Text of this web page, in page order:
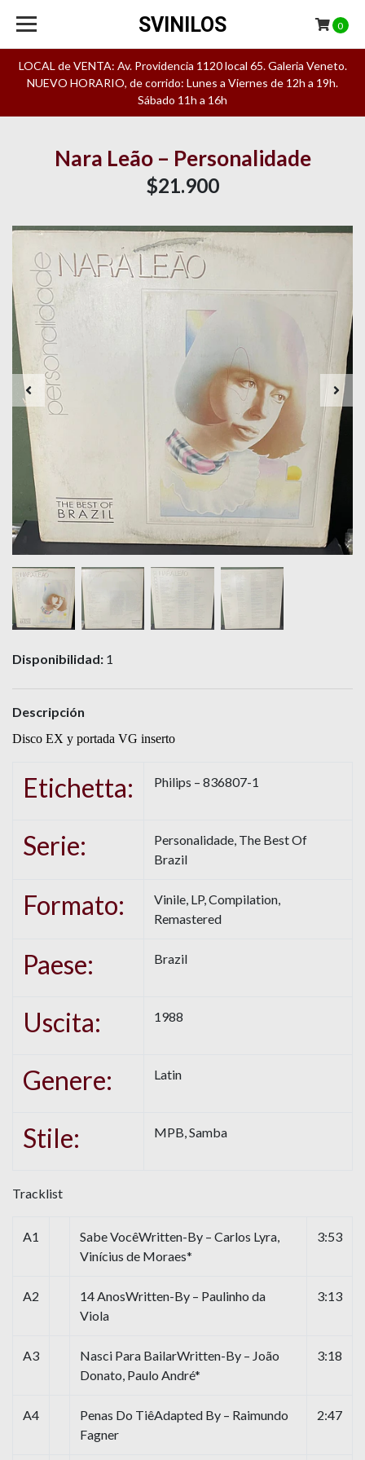
LOCAL de VENTA: Av. Providencia 1120 local 65. Galeria Veneto.
NUEVO HORARIO, de corrido: Lunes a Viernes de 12h a 19h.
Sábado 11h a 16h
SVINILOS 0
Nara Leão – Personalidade
$21.900
Disponibilidad: 1
Descripción
Disco EX y portada VG inserto
Etichetta: Philips – 836807-1
Serie:
Personalidade, The Best Of
Brazil
Formato:
Vinile, LP, Compilation,
Remastered
Paese: Brazil
Uscita: 1988
Genere: Latin
Stile: MPB, Samba
Tracklist
A1
Sabe VocêWritten-By – Carlos Lyra,
Vinícius de Moraes*
3:53
A2
14 AnosWritten-By – Paulinho da
Viola
3:13
A3
Nasci Para BailarWritten-By – João
Donato, Paulo André*
3:18
A4
Penas Do TiêAdapted By – Raimundo
Fagner
2:47